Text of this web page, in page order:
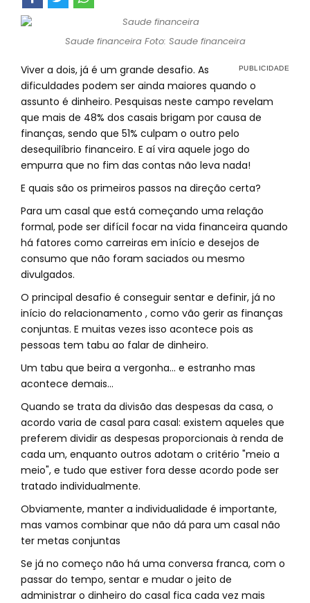
Saude financeira Foto: Saude financeira
Viver a dois, já é um grande desafio. As
dificuldades podem ser ainda maiores quando o
assunto é dinheiro. Pesquisas neste campo revelam
que mais de 48% dos casais brigam por causa de
finanças, sendo que 51% culpam o outro pelo
desequilíbrio financeiro. E aí vira aquele jogo do
empurra que no fim das contas não leva nada!
E quais são os primeiros passos na direção certa?
Para um casal que está começando uma relação
formal, pode ser difícil focar na vida financeira quando
há fatores como carreiras em início e desejos de
consumo que não foram saciados ou mesmo
divulgados.
O principal desafio é conseguir sentar e definir, já no
início do relacionamento , como vão gerir as finanças
conjuntas. E muitas vezes isso acontece pois as
pessoas tem tabu ao falar de dinheiro.
Um tabu que beira a vergonha… e estranho mas
acontece demais…
Quando se trata da divisão das despesas da casa, o
acordo varia de casal para casal: existem aqueles que
preferem dividir as despesas proporcionais à renda de
cada um, enquanto outros adotam o critério "meio a
meio", e tudo que estiver fora desse acordo pode ser
tratado individualmente.
Obviamente, manter a individualidade é importante,
mas vamos combinar que não dá para um casal não
ter metas conjuntas
Se já no começo não há uma conversa franca, com o
passar do tempo, sentar e mudar o jeito de
administrar o dinheiro do casal fica cada vez mais